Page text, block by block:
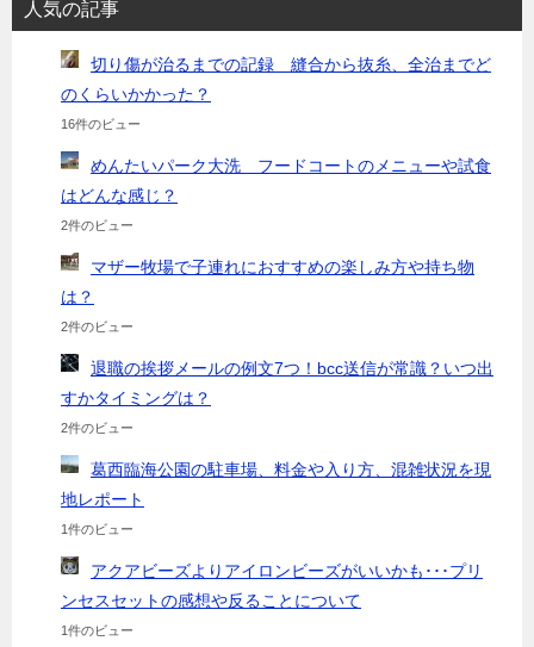
人気の記事
切り傷が治るまでの記録 縫合から抜糸、全治までど
のくらいかかった？
16件のビュー
めんたいパーク大洗 フードコートのメニューや試食
はどんな感じ？
2件のビュー
マザー牧場で子連れにおすすめの楽しみ方や持ち物
は？
2件のビュー
退職の挨拶メールの例文7つ！bcc送信が常識？いつ出
すかタイミングは？
2件のビュー
葛西臨海公園の駐車場、料金や入り方、混雑状況を現
地レポート
1件のビュー
アクアビーズよりアイロンビーズがいいかも･･･プリ
ンセスセットの感想や反ることについて
1件のビュー